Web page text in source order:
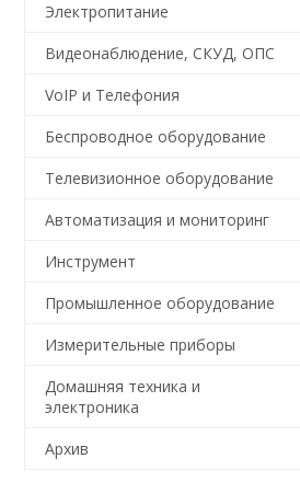
Электропитание
Видеонаблюдение, СКУД, ОПС
VoIP и Телефония
Беспроводное оборудование
Телевизионное оборудование
Автоматизация и мониторинг
Инструмент
Промышленное оборудование
Измерительные приборы
Домашняя техника и
электроника
Архив